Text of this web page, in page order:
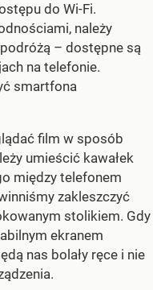
do Wi-Fi.
należy
– dostępne są
na telefonie.
smartfona
film w sposób
umieścić kawałek
między telefonem
zakleszczyć
stolikiem. Gdy
ekranem
nas bolały ręce i nie